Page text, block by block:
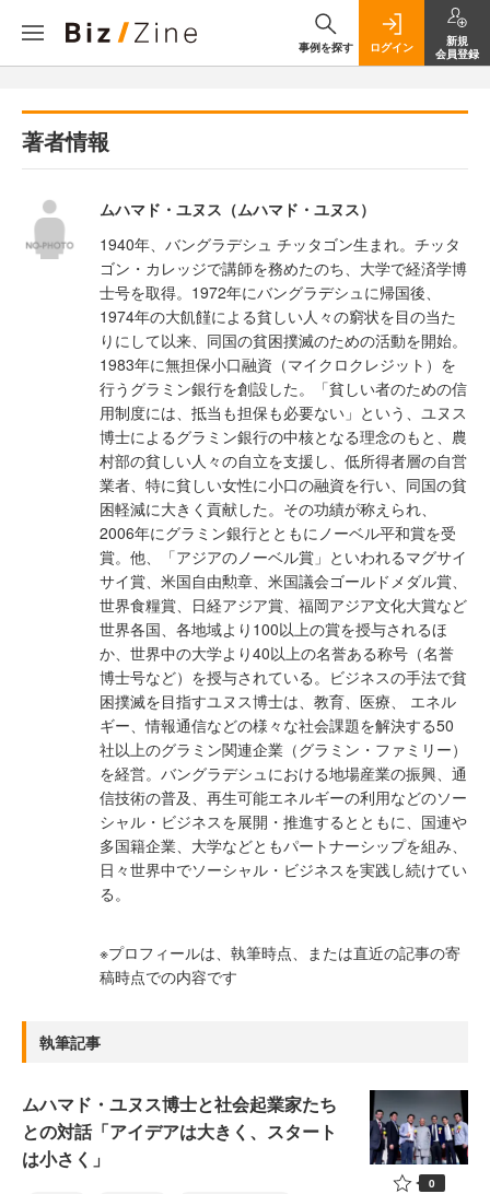
事例を探す ログイン
新規
会員登録
著者情報
ムハマド・ユヌス（ムハマド・ユヌス）
1940年、バングラデシュ チッタゴン生まれ。チッタ
ゴン・カレッジで講師を務めたのち、大学で経済学博
士号を取得。1972年にバングラデシュに帰国後、
1974年の大飢饉による貧しい人々の窮状を目の当た
りにして以来、同国の貧困撲滅のための活動を開始。
1983年に無担保小口融資（マイクロクレジット）を
行うグラミン銀行を創設した。「貧しい者のための信
用制度には、抵当も担保も必要ない」という、ユヌス
博士によるグラミン銀行の中核となる理念のもと、農
村部の貧しい人々の自立を支援し、低所得者層の自営
業者、特に貧しい女性に小口の融資を行い、同国の貧
困軽減に大きく貢献した。その功績が称えられ、
2006年にグラミン銀行とともにノーベル平和賞を受
賞。他、「アジアのノーベル賞」といわれるマグサイ
サイ賞、米国自由勲章、米国議会ゴールドメダル賞、
世界食糧賞、日経アジア賞、福岡アジア文化大賞など
世界各国、各地域より100以上の賞を授与されるほ
か、世界中の大学より40以上の名誉ある称号（名誉
博士号など）を授与されている。ビジネスの手法で貧
困撲滅を目指すユヌス博士は、教育、医療、 エネル
ギー、情報通信などの様々な社会課題を解決する50
社以上のグラミン関連企業（グラミン・ファミリー）
を経営。バングラデシュにおける地場産業の振興、通
信技術の普及、再生可能エネルギーの利用などのソー
シャル・ビジネスを展開・推進するとともに、国連や
多国籍企業、大学などともパートナーシップを組み、
日々世界中でソーシャル・ビジネスを実践し続けてい
る。
※プロフィールは、執筆時点、または直近の記事の寄
稿時点での内容です
執筆記事
ムハマド・ユヌス博士と社会起業家たち
との対話「アイデアは大きく、スタート
は小さく」
0